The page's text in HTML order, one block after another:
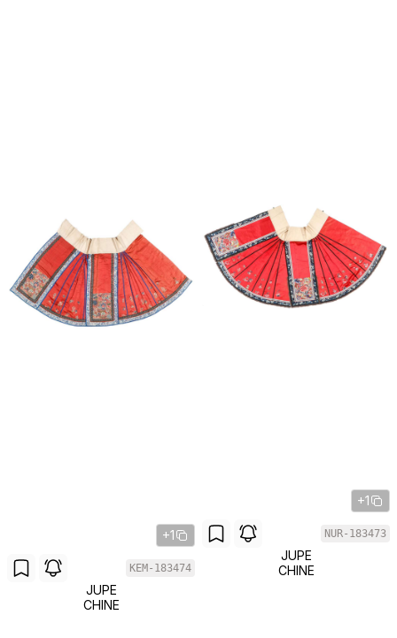
+1
KEM-183474
JUPE
CHINE
+1
NUR-183473
JUPE
CHINE